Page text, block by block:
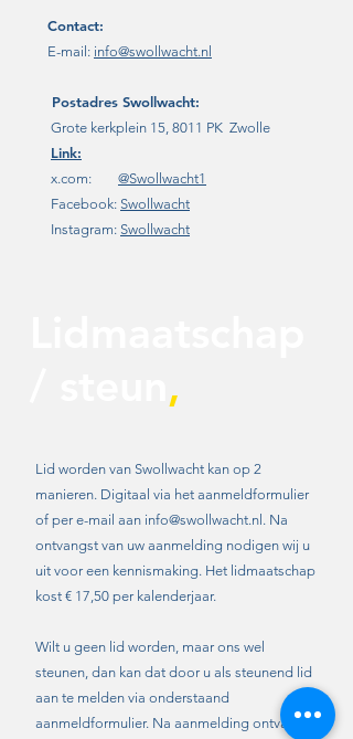
Contact:
E-mail: info@swollwacht.nl
Postadres Swollwacht:
Grote kerkplein 15, 8011 PK Zwolle
Link:
x.com: @Swollwacht1
Facebook: Swollwacht
Instagram: Swollwacht
,
Lid worden van Swollwacht kan op 2
manieren. Digitaal via het aanmeldformulier
of per e-mail aan info@swollwacht.nl . Na
ontvangst van uw aanmelding nodigen wij u
uit voor een kennismaking. Het lidmaatschap
kost € 17,50 per kalenderjaar.
Wilt u geen lid worden, maar ons wel
steunen, dan kan dat door u als steunend lid
aan te melden via onderstaand
aanmeldformulier. Na aanmelding ontvangt